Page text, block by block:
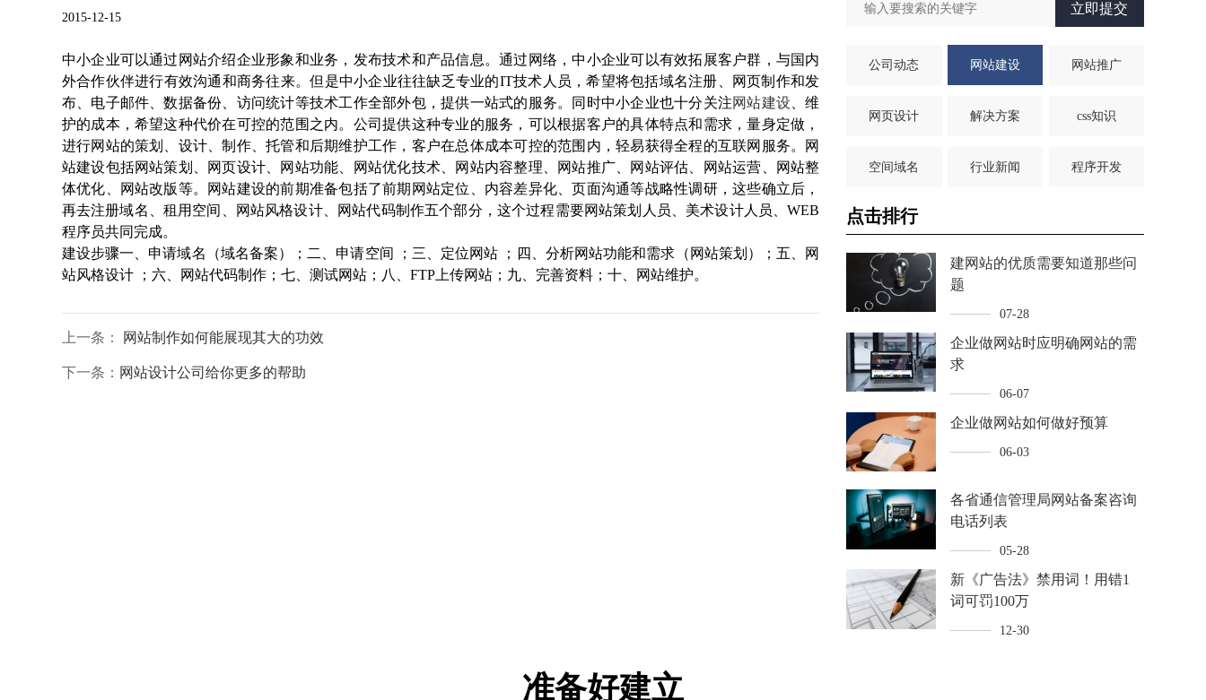
2015-12-15
中小企业可以通过网站介绍企业形象和业务，发布技术和产品信息。通过网络，中小企业可以有效拓展客户群，与国内
外合作伙伴进行有效沟通和商务往来。但是中小企业往往缺乏专业的IT技术人员，希望将包括域名注册、网页制作和发
布、电子邮件、数据备份、访问统计等技术工作全部外包，提供一站式的服务。同时中小企业也十分关注网站建设 、维
护的成本，希望这种代价在可控的范围之内。公司提供这种专业的服务，可以根据客户的具体特点和需求，量身定做，
进行网站的策划、设计、制作、托管和后期维护工作，客户在总体成本可控的范围内，轻易获得全程的互联网服务。网
站建设包括网站策划、网页设计、网站功能、网站优化技术、网站内容整理、网站推广、网站评估、网站运营、网站整
体优化、网站改版等。网站建设的前期准备包括了前期网站定位、内容差异化、页面沟通等战略性调研，这些确立后，
再去注册域名、租用空间、网站风格设计、网站代码制作五个部分，这个过程需要网站策划人员、美术设计人员、WEB
程序员共同完成。
建设步骤一、申请域名（域名备案）；二、申请空间 ；三、定位网站 ；四、分析网站功能和需求（网站策划）；五、网
站风格设计 ；六、网站代码制作；七、测试网站；八、FTP上传网站；九、完善资料；十、网站维护。
上一条： 网站制作如何能展现其大的功效
下一条： 网站设计公司给你更多的帮助
立即提交
公司动态 网站建设 网站推广
网页设计 解决方案 css知识
空间域名 行业新闻 程序开发
点击排行
建网站的优质需要知道那些问
题
07-28
企业做网站时应明确网站的需
求
06-07
企业做网站如何做好预算
06-03
各省通信管理局网站备案咨询
电话列表
05-28
新《广告法》禁用词！用错1
词可罚100万
12-30
准备好建立